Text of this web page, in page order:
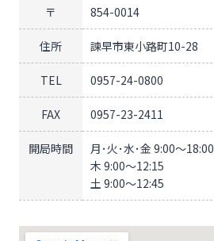
〒 854-0014
住所 諫早市東小路町10-28
TEL 0957-24-0800
FAX 0957-23-2411
開局時間
月･火･水･金 9:00～18:00
木 9:00～12:15
土 9:00～12:45